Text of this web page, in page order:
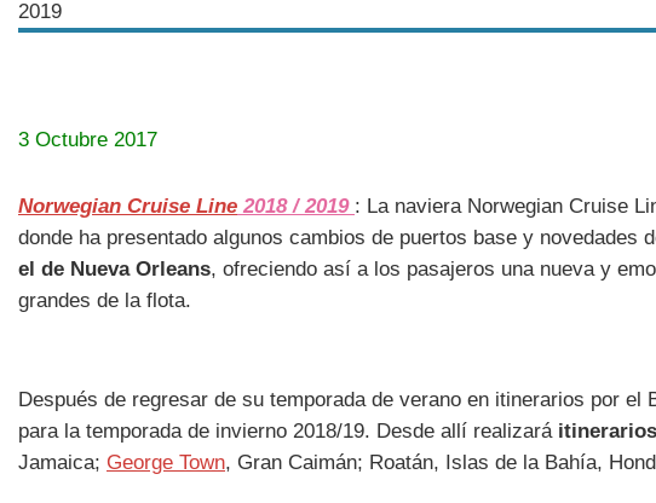
3 Octubre 2017
Norwegian Cruise Line 2018 / 2019 : La naviera Norwegian Cruise
donde ha presentado algunos cambios de puertos base y novedades
el de Nueva Orleans, ofreciendo así a los pasajeros una nueva y
grandes de la flota.
Después de regresar de su temporada de verano en itinerarios por el
para la temporada de invierno 2018/19. Desde allí realizará
Jamaica; George Town, Gran Caimán; Roatán, Islas de la Bahía,